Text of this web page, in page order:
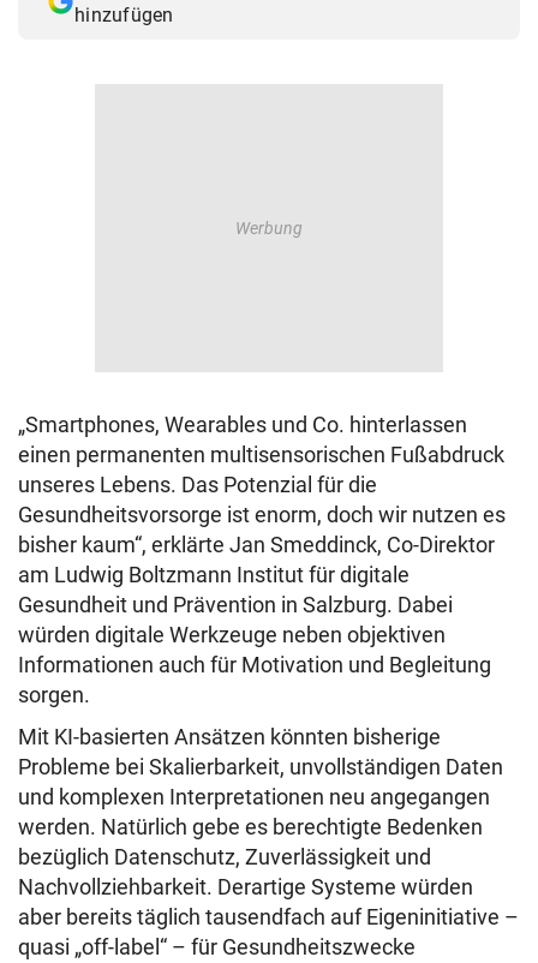
hinzufügen
„Smartphones, Wearables und Co. hinterlassen
einen permanenten multisensorischen Fußabdruck
unseres Lebens. Das Potenzial für die
Gesundheitsvorsorge ist enorm, doch wir nutzen es
bisher kaum“, erklärte Jan Smeddinck, Co-Direktor
am Ludwig Boltzmann Institut für digitale
Gesundheit und Prävention in Salzburg. Dabei
würden digitale Werkzeuge neben objektiven
Informationen auch für Motivation und Begleitung
sorgen.
Mit KI-basierten Ansätzen könnten bisherige
Probleme bei Skalierbarkeit, unvollständigen Daten
und komplexen Interpretationen neu angegangen
werden. Natürlich gebe es berechtigte Bedenken
bezüglich Datenschutz, Zuverlässigkeit und
Nachvollziehbarkeit. Derartige Systeme würden
aber bereits täglich tausendfach auf Eigeninitiative –
quasi „off-label“ – für Gesundheitszwecke